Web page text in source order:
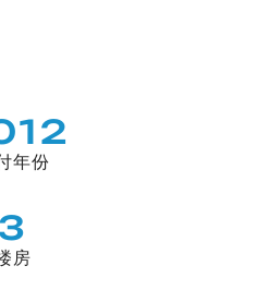
年份
3
房